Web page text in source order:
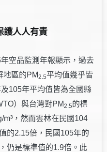
人人有責
空品監測年報顯示，過去
地區的PM2.5平均值幾乎皆
105年平均值皆為全國縣
）與台灣對PM2.5的標
m³，然而雲林在民國104
的2.15倍，民國105年的
仍是標準值的1.9倍。此